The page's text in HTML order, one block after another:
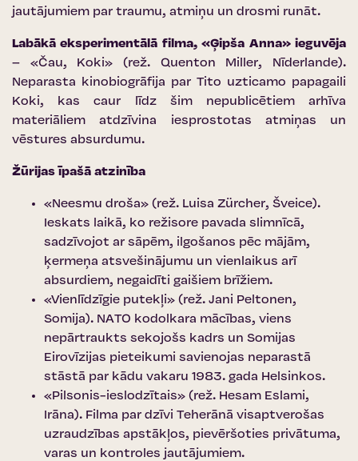
jautājumiem par traumu, atmiņu un drosmi runāt.
Labākā eksperimentālā filma, «Ģipša Anna» ieguvēja
– «Čau, Koki» (rež. Quenton Miller, Nīderlande).
Neparasta kinobiogrāfija par Tito uzticamo papagaili
Koki, kas caur līdz šim nepublicētiem arhīva
materiāliem atdzīvina iesprostotas atmiņas un
vēstures absurdumu.
Žūrijas īpašā atzinība
«Neesmu droša» (rež. Luisa Zürcher, Šveice).
Ieskats laikā, ko režisore pavada slimnīcā,
sadzīvojot ar sāpēm, ilgošanos pēc mājām,
ķermeņa atsvešinājumu un vienlaikus arī
absurdiem, negaidīti gaišiem brīžiem.
«Vienlīdzīgie putekļi» (rež. Jani Peltonen,
Somija). NATO kodolkara mācības, viens
nepārtraukts sekojošs kadrs un Somijas
Eirovīzijas pieteikumi savienojas neparastā
stāstā par kādu vakaru 1983. gada Helsinkos.
«Pilsonis-ieslodzītais» (rež. Hesam Eslami,
Irāna). Filma par dzīvi Teherānā visaptverošas
uzraudzības apstākļos, pievēršoties privātuma,
varas un kontroles jautājumiem.